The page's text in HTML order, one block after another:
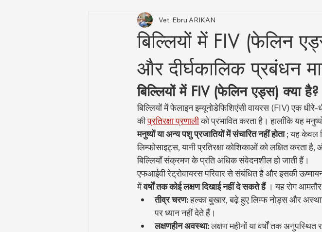
पशु स्वास्थ्य और नियामकीय अपडेट पशुधन स्वास्थ्य
बिल्लियों में FIV (फेलिन
और दीर्घकालिक प्रबंधन
Vet. Ebru ARIKAN
बिल्लियों में FIV (फेलिन एड्स) क्या है?
बिल्लियों में फेलाइन इम्यूनोडेफिशिएंसी वायरस (FIV) एक
की प्रतिरक्षा प्रणाली को प्रभावित करता है। हालाँकि यह
मनुष्यों या अन्य पशु प्रजातियों में संचारित नहीं होता ; यह केवल
लिम्फोसाइट्स, यानी प्रतिरक्षा कोशिकाओं को लक्षित
बिल्लियाँ संक्रमण के प्रति अधिक संवेदनशील हो जाती हैं।
एफआईवी रेट्रोवायरस परिवार से संबंधित है और इसकी
में वर्षों तक कोई लक्षण दिखाई नहीं दे सकते हैं । यह रोग आमतौर
तीव्र चरण: हल्का बुखार, बढ़े हुए लिम्फ नोड्स और
पर ध्यान नहीं देते हैं।
लक्षणहीन अवस्था: लक्षण महीनों या वर्षों तक